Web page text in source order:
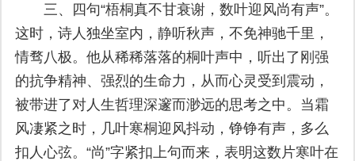
三、四句“梧桐真不甘衰谢，数叶迎风尚有声”。
这时，诗人独坐室内，静听秋声，不免神驰千里，
情骛八极。他从稀稀落落的桐叶声中，听出了刚强
的抗争精神、强烈的生命力，从而心灵受到震动，
被带进了对人生哲理深邃而渺远的思考之中。当霜
风凄紧之时，几叶寒桐迎风抖动，铮铮有声，多么
扣人心弦。“尚”字紧扣上句而来，表明这数片寒叶在